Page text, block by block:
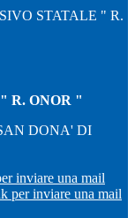
STATALE " R.
R. ONOR "
DONA' DI
inviare una mail
per inviare una mail